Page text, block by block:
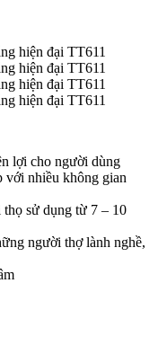
lợi cho người dùng
với nhiều không gian
sử dụng từ 7 – 10
người thợ lành nghề,